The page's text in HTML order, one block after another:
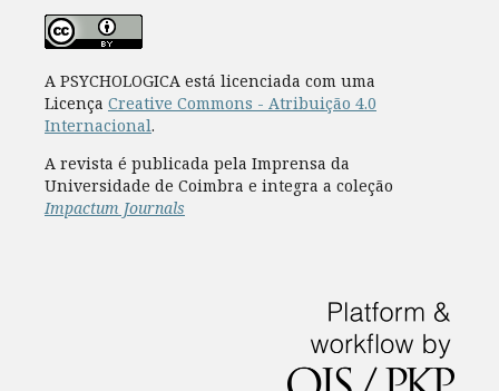
A PSYCHOLOGICA está licenciada com uma
Licença Creative Commons - Atribuição 4.0
Internacional.
A revista é publicada pela Imprensa da
Universidade de Coimbra e integra a coleção
Impactum Journals